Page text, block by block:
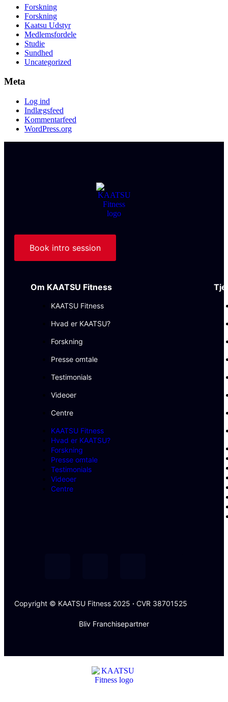
Forskning
Forskning
Kaatsu Udstyr
Medlemsfordele
Studie
Sundhed
Uncategorized
Meta
Log ind
Indlægsfeed
Kommentarfeed
WordPress.org
Om KAATSU Fitness
KAATSU Fitness
Hvad er KAATSU?
Forskning
Presse omtale
Testimonials
Videoer
Centre
KAATSU Fitness
Hvad er KAATSU?
Forskning
Presse omtale
Testimonials
Videoer
Centre
Book intro session
Copyright © KAATSU Fitness 2025 · CVR 38701525
Bliv Franchisepartner